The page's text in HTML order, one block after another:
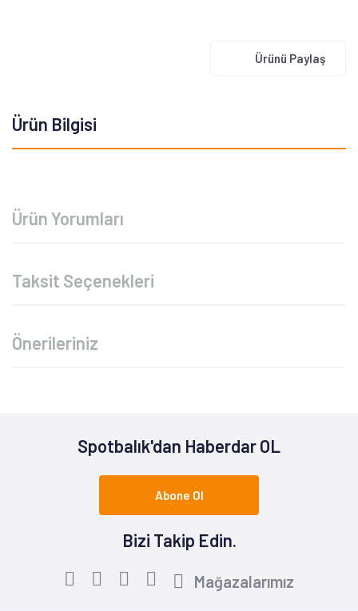
Ürünü Paylaş
Ürün Bilgisi
Ürün Yorumları
Taksit Seçenekleri
Önerileriniz
Spotbalık'dan Haberdar OL
Abone Ol
Bizi Takip Edin.
Mağazalarımız